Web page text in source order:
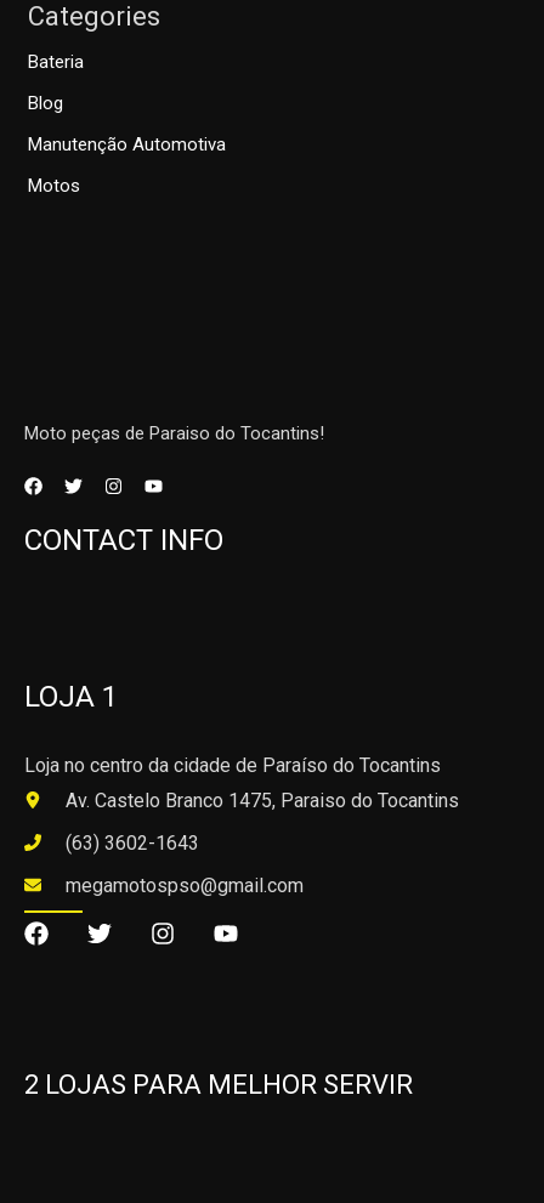
Categories
Bateria
Blog
Manutenção Automotiva
Motos
Moto peças de Paraiso do Tocantins!
CONTACT INFO
LOJA 1
Loja no centro da cidade de Paraíso do Tocantins
Av. Castelo Branco 1475, Paraiso do Tocantins
(63) 3602-1643
megamotospso@gmail.com
2 LOJAS PARA MELHOR SERVIR